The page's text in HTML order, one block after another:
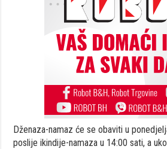
Dženaza-namaz će se obaviti u
poslije ikindije-namaza u 14:00 sati, a